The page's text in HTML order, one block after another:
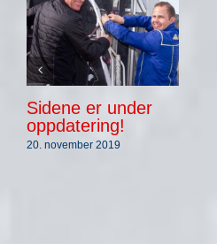
Sidene er under
oppdatering!
20. november 2019